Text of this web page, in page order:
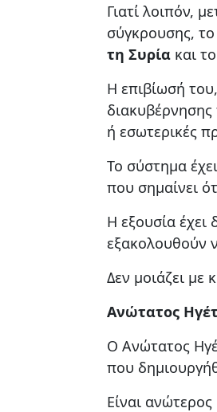
Γιατί λοιπόν,
σύγκρουσης,
τη Συρία και το
Η επιβίωσή
ή εσωτερικές
Το σύστημα
που σημαίνει
Η εξουσία έχει
εξακολουθούν
Δεν μοιάζει
Ανώτατος
Ο Ανώτατος
που
Είναι